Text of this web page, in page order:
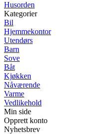
Husorden
Kategorier
Bil
Hjemmekontor
Utendørs
Barn
Sove
Båt
Kjøkken
Nåværende
Varme
Vedlikehold
Min side
Opprett konto
Nyhetsbrev